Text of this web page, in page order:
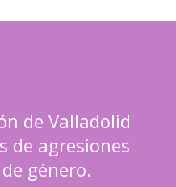
de Valladolid
de agresiones
género.